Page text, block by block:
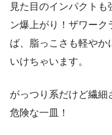
見た目のインパクト
ン爆上がり！ザワー
ば、脂っこさも軽やか
いけちゃいます。
がっつり系だけど繊細
危険な一皿！